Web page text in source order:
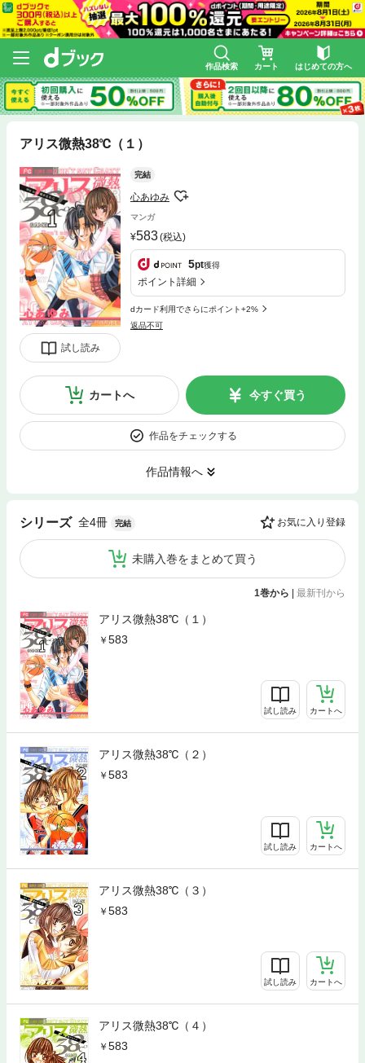
作品検索 カート はじめての方へ
アリス微熱38℃（１）
試し読み
完結
心あゆみ
マンガ
583(税込)
5pt獲得
ポイント詳細
dカード利用でさらにポイント+2%
返品不可
カートへ 今すぐ買う
作品をチェックする
作品情報へ
シリーズ 全4冊 完結 お気に入り登録
未購入巻をまとめて買う
1巻から 最新刊から
アリス微熱38℃（１）
583
試し読み カートへ
アリス微熱38℃（２）
583
試し読み カートへ
アリス微熱38℃（３）
583
試し読み カートへ
アリス微熱38℃（４）
583